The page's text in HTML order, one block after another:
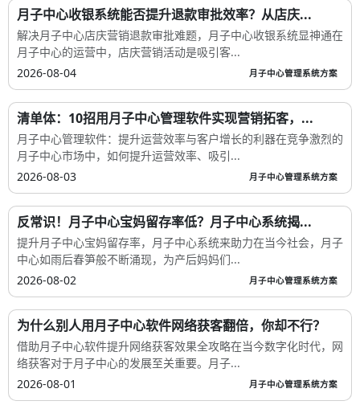
月子中心收银系统能否提升退款审批效率？从店庆...
解决月子中心店庆营销退款审批难题，月子中心收银系统显神通在
月子中心的运营中，店庆营销活动是吸引客...
2026-08-04
月子中心管理系统方案
清单体：10招用月子中心管理软件实现营销拓客，...
月子中心管理软件：提升运营效率与客户增长的利器在竞争激烈的
月子中心市场中，如何提升运营效率、吸引...
2026-08-03
月子中心管理系统方案
反常识！月子中心宝妈留存率低？月子中心系统揭...
提升月子中心宝妈留存率，月子中心系统来助力在当今社会，月子
中心如雨后春笋般不断涌现，为产后妈妈们...
2026-08-02
月子中心管理系统方案
为什么别人用月子中心软件网络获客翻倍，你却不行？
借助月子中心软件提升网络获客效果全攻略在当今数字化时代，网
络获客对于月子中心的发展至关重要。月子...
2026-08-01
月子中心管理系统方案